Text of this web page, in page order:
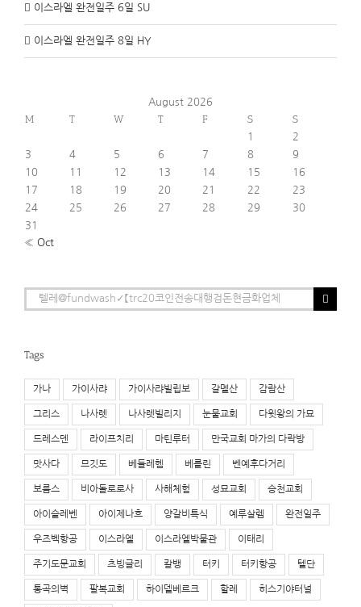
이스라엘 완전일주 6일 SU
이스라엘 완전일주 8일 HY
August 2026
M T W T F S S
1
2
3
4 5 6 7 8
9
10
11 12 13 14 15
16
17
18 19 20 21 22
23
24
25 26 27 28 29
30
31
« Oct
Search
for:
Tags
가나 가이사랴 가이사랴빌립보 갈멜산 감람산
그리스 나사렛 나사렛빌리지 눈물교회 다윗왕의 가묘
드레스덴 라이프치리 마틴루터 만국교회 마가의 다락방
맛사다 므깃도 베들레헴 베를린 벤예후다거리
보름스 비아돌로로사 사해체험 성묘교회 승천교회
아이슬레벤 아이제나흐 양갈비특식 예루살렘 완전일주
우즈벡항공 이스라엘 이스라엘박물관 이태리
주기도문교회 츠빙글리 칼뱅 터키 터키항공 텔단
통곡의벽 팔복교회 하이델베르크 할레 히스기야터널